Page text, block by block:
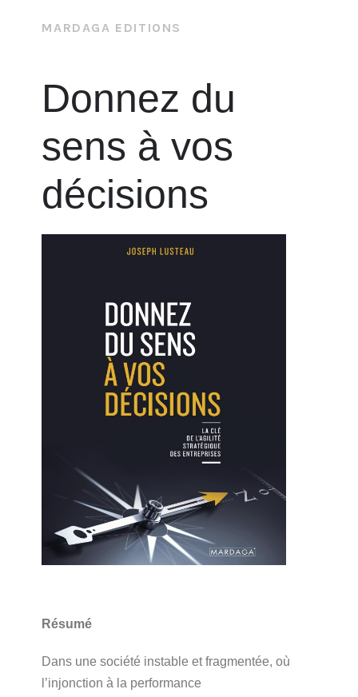
MARDAGA EDITIONS
Donnez du
sens à vos
décisions
Résumé
Dans une société instable et fragmentée, où
l’injonction à la performance